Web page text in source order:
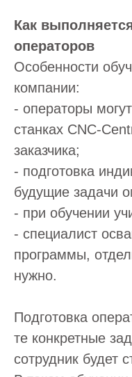
Как
операторов
Особенности
компании:
- операторы
станках CNC-
заказчика;
- подготовка
будущие задачи
- при обучении
- специалист
программы,
нужно.
Подготовка
те конкретные
сотрудник будет